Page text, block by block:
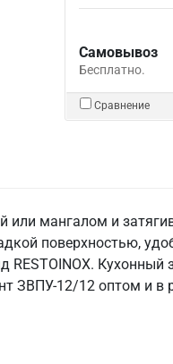
Самовывоз
Бесплатно.
Сравнение
мангалом и
поверхностью,
Кухонный
ЗВПУ-12/12 оптом и в